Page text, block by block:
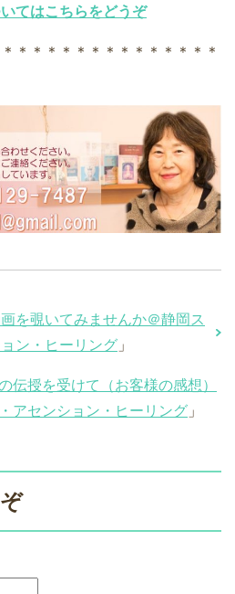
てはこちらをどうぞ
＊＊＊＊＊＊＊＊＊＊＊＊＊＊
を覗いてみませんか＠静岡ス
ン・ヒーリング 」
伝授を受けて（お客様の感想）
アセンション・ヒーリング 」